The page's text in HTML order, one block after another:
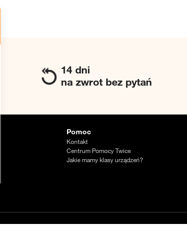
14 dni
na zwrot bez pytań
Pomoc
Kontakt
Centrum Pomocy Twice
Jakie mamy klasy urządzeń?